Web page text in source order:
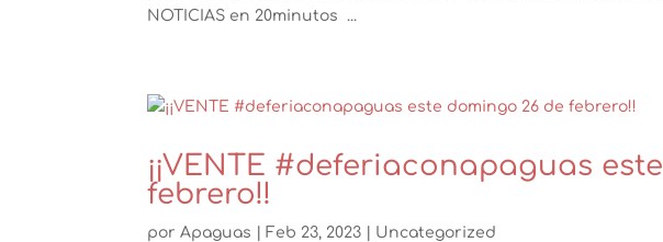
NOTICIAS en 20minutos ...
¡¡VENTE #deferiaconapaguas
febrero!!
porApaguas Feb 23, 2023 Uncategorized